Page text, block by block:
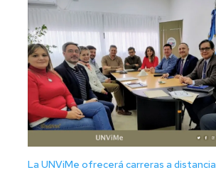
La UNViMe ofrecerá carreras a distancia